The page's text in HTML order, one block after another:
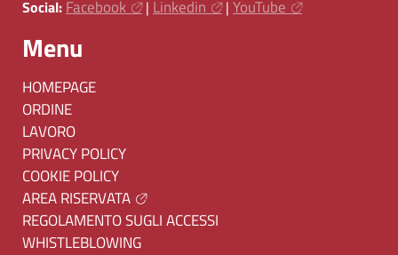
Social: Facebook | Linkedin | YouTube
Menu
HOMEPAGE
ORDINE
LAVORO
PRIVACY POLICY
COOKIE POLICY
AREA RISERVATA
REGOLAMENTO SUGLI ACCESSI
WHISTLEBLOWING